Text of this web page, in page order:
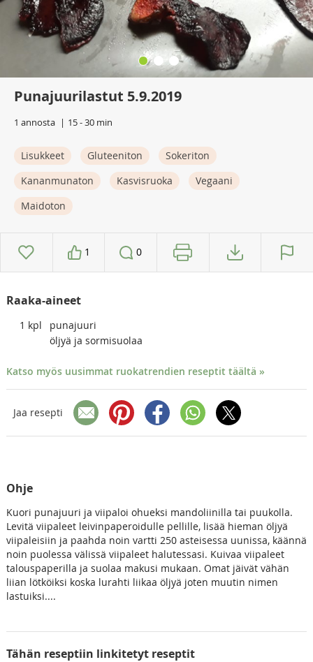
Punajuurilastut 5.9.2019
1 annosta 15 - 30 min
Lisukkeet Gluteeniton
Sokeriton
Kananmunaton
Kasvisruoka
Vegaani
Maidoton
1 0
Raaka-aineet
1 kpl
punajuuri
öljyä ja sormisuolaa
Katso myös uusimmat ruokatrendien reseptit täältä »
Jaa resepti
Ohje
Kuori punajuuri ja viipaloi ohueksi mandoliinilla tai puukolla.
Levitä viipaleet leivinpaperoidulle pellille, lisää hieman öljyä
viipaleisiin ja paahda noin vartti 250 asteisessa uunissa, käännä
noin puolessa välissä viipaleet halutessasi. Kuivaa viipaleet
talouspaperilla ja suolaa makusi mukaan. Omat jäivät vähän
liian lötköiksi koska lurahti liikaa öljyä joten muutin nimen
lastuiksi....
Tähän reseptiin linkitetyt reseptit